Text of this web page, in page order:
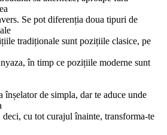
Se pot diferenția doua tipuri de
tradiționale sunt pozițiile clasice, pe
în timp ce pozițiile moderne sunt
înșelator de simpla, dar te aduce unde
deci, cu tot curajul înainte, transforma-te